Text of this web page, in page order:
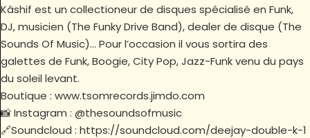
Kâshif est un collectioneur de disques spécialisé en Funk,
DJ, musicien (The Funky Drive Band), dealer de disque (The
Sounds Of Music)… Pour l’occasion il vous sortira des
galettes de Funk, Boogie, City Pop, Jazz-Funk venu du pays
du soleil levant.
Boutique : www.tsomrecords.jimdo.com
📸 Instagram : @thesoundsofmusic
🔗Soundcloud : https://soundcloud.com/deejay-double-k-1